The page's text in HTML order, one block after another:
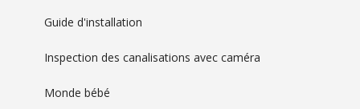
Guide d'installation
Inspection des canalisations avec caméra
Monde bébé